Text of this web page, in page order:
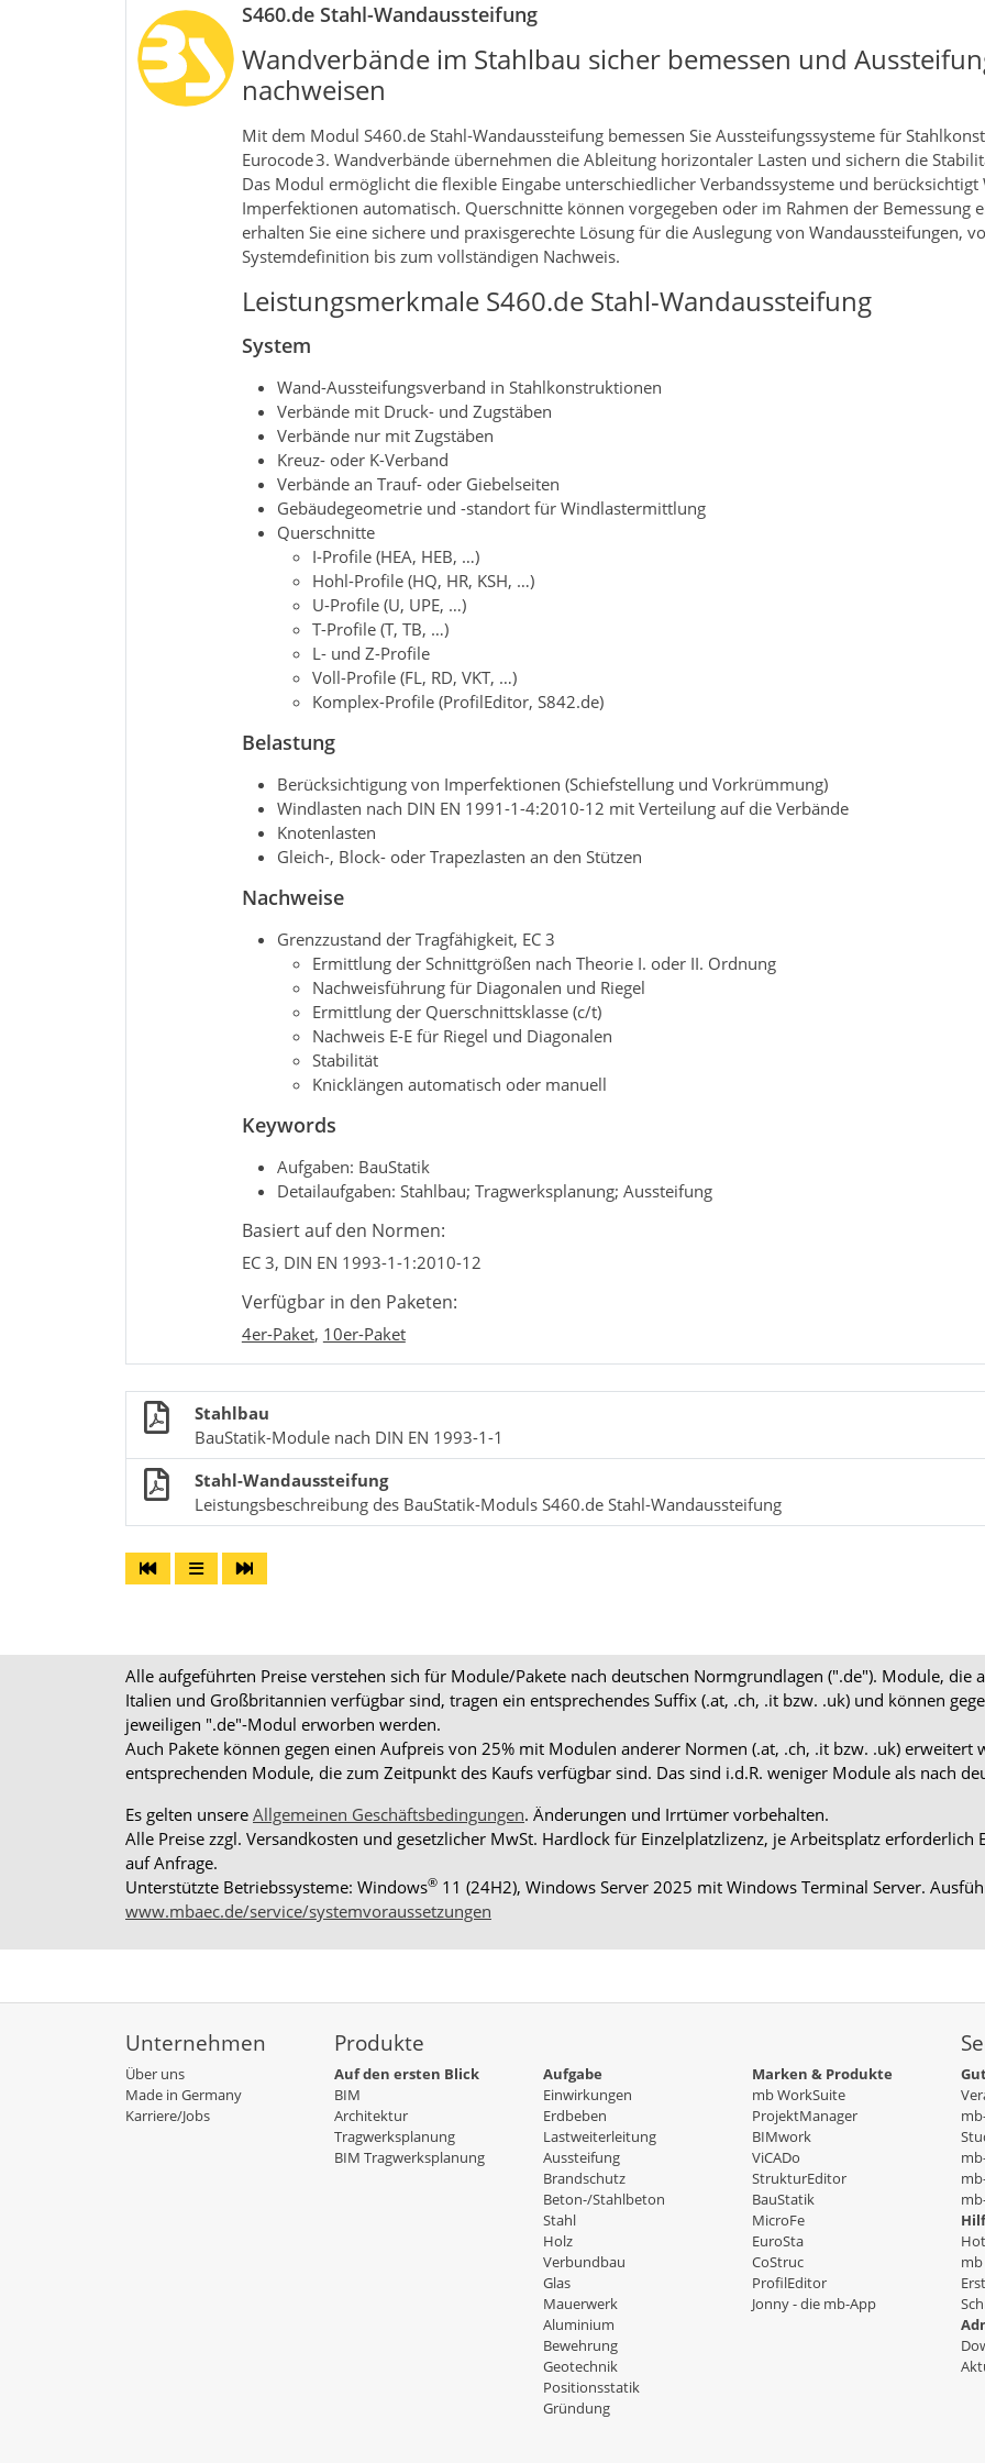
S460.de Stahl-Wandaussteifung
Wandverbände im Stahlbau sicher bemessen und
nachweisen
Mit dem Modul S460.de Stahl‑Wandaussteifung bemessen Sie Aussteifungssysteme für
Eurocode 3. Wandverbände übernehmen die Ableitung horizontaler Lasten und sichern die
Das Modul ermöglicht die flexible Eingabe unterschiedlicher Verbandssysteme und berücksichtigt
Imperfektionen automatisch. Querschnitte können vorgegeben oder im Rahmen der Bemessung
erhalten Sie eine sichere und praxisgerechte Lösung für die Auslegung von Wandaussteifungen,
Systemdefinition bis zum vollständigen Nachweis.
Leistungsmerkmale S460.de Stahl-Wandaussteifung
System
Wand-Aussteifungsverband in Stahlkonstruktionen
Verbände mit Druck- und Zugstäben
Verbände nur mit Zugstäben
Kreuz- oder K-Verband
Verbände an Trauf- oder Giebelseiten
Gebäudegeometrie und -standort für Windlastermittlung
Querschnitte
I-Profile (HEA, HEB, …)
Hohl-Profile (HQ, HR, KSH, …)
U-Profile (U, UPE, …)
T-Profile (T, TB, …)
L- und Z-Profile
Voll-Profile (FL, RD, VKT, …)
Komplex-Profile (ProfilEditor, S842.de)
Belastung
Berücksichtigung von Imperfektionen (Schiefstellung und Vorkrümmung)
Windlasten nach DIN EN 1991-1-4:2010-12 mit Verteilung auf die Verbände
Knotenlasten
Gleich-, Block- oder Trapezlasten an den Stützen
Nachweise
Grenzzustand der Tragfähigkeit, EC 3
Ermittlung der Schnittgrößen nach Theorie I. oder II. Ordnung
Nachweisführung für Diagonalen und Riegel
Ermittlung der Querschnittsklasse (c/t)
Nachweis E-E für Riegel und Diagonalen
Stabilität
Knicklängen automatisch oder manuell
Keywords
Aufgaben: BauStatik
Detailaufgaben: Stahlbau; Tragwerksplanung; Aussteifung
Basiert auf den Normen:
EC 3, DIN EN 1993-1-1:2010-12
Verfügbar in den Paketen:
4er-Paket, 10er-Paket
Stahlbau
BauStatik-Module nach DIN EN 1993-1-1
Stahl-Wandaussteifung
Leistungsbeschreibung des BauStatik-Moduls S460.de Stahl-Wandaussteifung
Alle aufgeführten Preise verstehen sich für Module/Pakete nach deutschen Normgrundlagen (".de"). Module, die
Italien und Großbritannien verfügbar sind, tragen ein entsprechendes Suffix (.at, .ch, .it bzw. .uk) und können
jeweiligen ".de"-Modul erworben werden.
Auch Pakete können gegen einen Aufpreis von 25% mit Modulen anderer Normen (.at, .ch, .it bzw. .uk) erweitert
entsprechenden Module, die zum Zeitpunkt des Kaufs verfügbar sind. Das sind i.d.R. weniger Module als nach
Es gelten unsere Allgemeinen Geschäftsbedingungen. Änderungen und Irrtümer vorbehalten.
Alle Preise zzgl. Versandkosten und gesetzlicher MwSt. Hardlock für Einzelplatzlizenz, je Arbeitsplatz erforderlich
auf Anfrage.
Unterstützte Betriebssysteme: Windows® 11 (24H2), Windows Server 2025 mit Windows Terminal Server.
www.mbaec.de/service/systemvoraussetzungen
Unternehmen
Über uns
Made in Germany
Karriere/Jobs
Produkte
Auf den ersten Blick
BIM
Architektur
Tragwerksplanung
BIM Tragwerksplanung
Aufgabe
Einwirkungen
Erdbeben
Lastweiterleitung
Aussteifung
Brandschutz
Beton-/Stahlbeton
Stahl
Holz
Verbundbau
Glas
Mauerwerk
Aluminium
Bewehrung
Geotechnik
Positionsstatik
Gründung
Marken & Produkte
mb WorkSuite
ProjektManager
BIMwork
ViCADo
StrukturEditor
BauStatik
MicroFe
EuroSta
CoStruc
ProfilEditor
Jonny - die mb-App
mb